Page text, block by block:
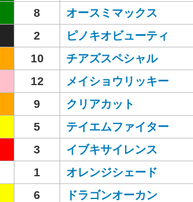
8 オースミマックス
2 ピノキオビューティ
10 チアズスペシャル
12 メイショウリッキー
9 クリアカット
5 テイエムファイター
3 イブキサイレンス
1 オレンジシェード
6 ドラゴンオーカン